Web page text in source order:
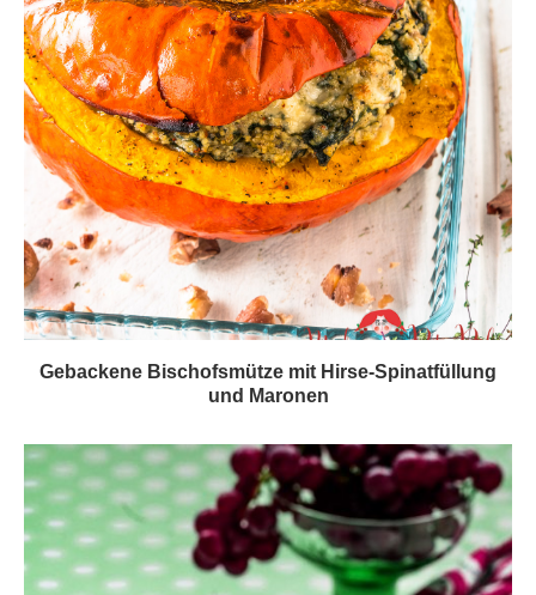
Gebackene Bischofsmütze mit Hirse-Spinatfüllung
und Maronen